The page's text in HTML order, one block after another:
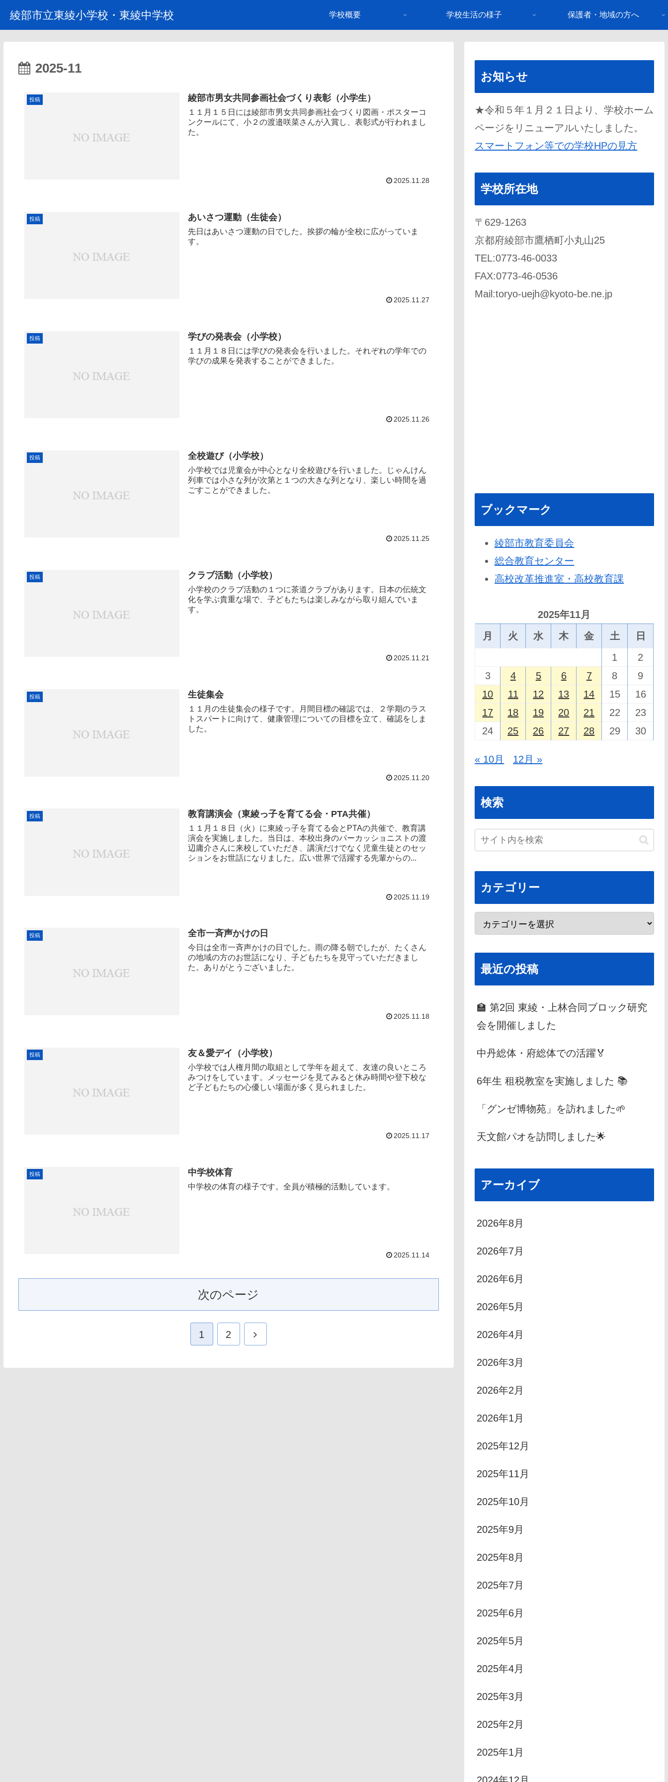
綾部市立東綾小学校・東綾中学校 学校概要 学校生活の様子 保護者・地域の方へ
2025-11
投稿 綾部市男女共同参画社会づくり表彰（小学生）
１１月１５日には綾部市男女共同参画社会づくり図画・ポスターコ
ンクールにて、小２の渡邉咲菜さんが入賞し、表彰式が行われまし
た。
2025.11.28
投稿 あいさつ運動（生徒会）
先日はあいさつ運動の日でした。挨拶の輪が全校に広がっていま
す。
2025.11.27
投稿 学びの発表会（小学校）
１１月１８日には学びの発表会を行いました。それぞれの学年での
学びの成果を発表することができました。
2025.11.26
投稿 全校遊び（小学校）
小学校では児童会が中心となり全校遊びを行いました。じゃんけん
列車では小さな列が次第と１つの大きな列となり、楽しい時間を過
ごすことができました。
2025.11.25
投稿 クラブ活動（小学校）
小学校のクラブ活動の１つに茶道クラブがあります。日本の伝統文
化を学ぶ貴重な場で、子どもたちは楽しみながら取り組んでいま
す。
2025.11.21
投稿 生徒集会
１１月の生徒集会の様子です。月間目標の確認では、２学期のラス
トスパートに向けて、健康管理についての目標を立て、確認をしま
した。
2025.11.20
投稿 教育講演会（東綾っ子を育てる会・PTA共催）
１１月１８日（火）に東綾っ子を育てる会とPTAの共催で、教育講
演会を実施しました。当日は、本校出身のパーカッショニストの渡
辺庸介さんに来校していただき、講演だけでなく児童生徒とのセッ
ションをお世話になりました。広い世界で活躍する先輩からの...
2025.11.19
投稿 全市一斉声かけの日
今日は全市一斉声かけの日でした。雨の降る朝でしたが、たくさん
の地域の方のお世話になり、子どもたちを見守っていただきまし
た。ありがとうございました。
2025.11.18
投稿 友＆愛デイ（小学校）
小学校では人権月間の取組として学年を超えて、友達の良いところ
みつけをしています。メッセージを見てみると休み時間や登下校な
ど子どもたちの心優しい場面が多く見られました。
2025.11.17
投稿 中学校体育
中学校の体育の様子です。全員が積極的活動しています。
2025.11.14
次のページ
1 2
お知らせ
★令和５年１月２１日より、学校ホーム
ページをリニューアルいたしました。
スマートフォン等での学校HPの見方
学校所在地
〒629-1263
京都府綾部市鷹栖町小丸山25
TEL:0773-46-0033
FAX:0773-46-0536
Mail:toryo-uejh@kyoto-be.ne.jp
ブックマーク
綾部市教育委員会
総合教育センター
高校改革推進室・高校教育課
2025年11月
月
火 水 木 金 土
日
1
2
3
4 5 6 7 8
9
10
11 12 13 14 15
16
17
18 19 20 21 22
23
24
25 26 27 28 29 30
« 10月 12月 »
検索
カテゴリー
最近の投稿
🏫 第2回 東綾・上林合同ブロック研究
会を開催しました
中丹総体・府総体での活躍🏅
6年生 租税教室を実施しました 📚
「グンゼ博物苑」を訪れました🌱
天文館パオを訪問しました🌟
アーカイブ
2026年8月
2026年7月
2026年6月
2026年5月
2026年4月
2026年3月
2026年2月
2026年1月
2025年12月
2025年11月
2025年10月
2025年9月
2025年8月
2025年7月
2025年6月
2025年5月
2025年4月
2025年3月
2025年2月
2025年1月